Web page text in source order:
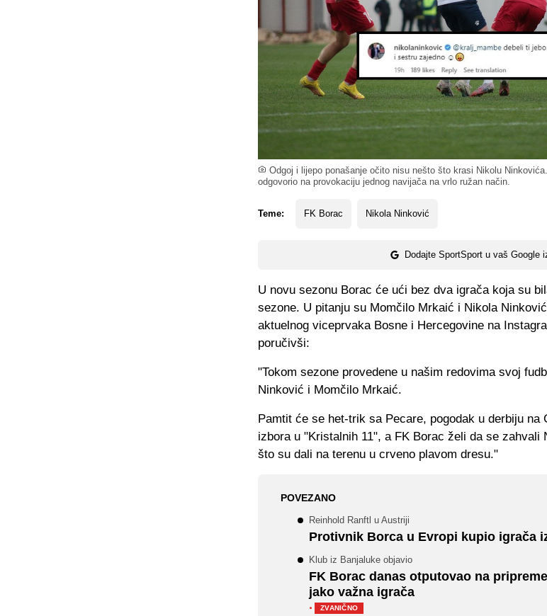
Odgoj i lijepo ponašanje očito nisu nešto što krasi Nikolu
odgovorio na provokaciju jednog navijača na vrlo ružan način.
Teme: FK Borac Nikola Ninković
Dodajte SportSport u vaš Google
U novu sezonu Borac će ući bez dva igrača koja su
sezone. U pitanju su Momčilo Mrkaić i Nikola
aktuelnog viceprvaka Bosne i Hercegovine na
poručivši:
"Tokom sezone provedene u našim redovima svoj
Ninković i Momčilo Mrkaić.
Pamtit će se het-trik sa Pecare, pogodak u derbiju na
izbora u "Kristalnih 11", a FK Borac želi da se zahvali
što su dali na terenu u crveno plavom dresu."
POVEZANO
Reinhold Ranftl u Austriji
Protivnik Borca u Evropi kupio igrača
Klub iz Banjaluke objavio
FK Borac danas otputovao na
jako važna igrača
·
ZVANIČNO